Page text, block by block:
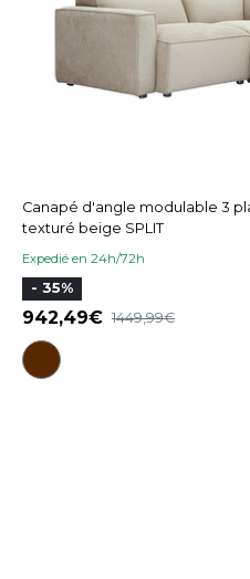
Canapé d'angle modulable 3
texturé beige SPLIT
Expedié en 24h/72h
- 35%
942,49 1449,99